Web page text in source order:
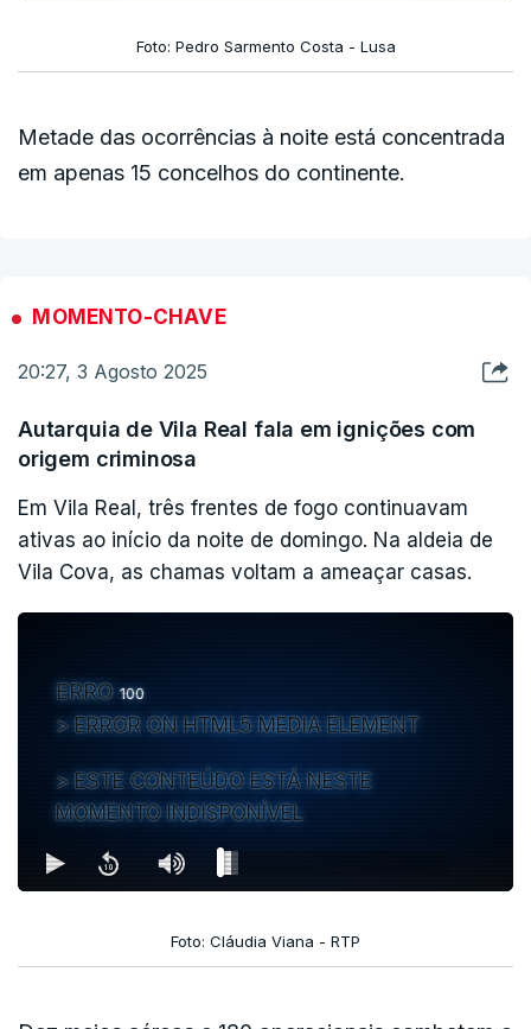
Foto: Pedro Sarmento Costa - Lusa
Metade das ocorrências à noite está concentrada
em apenas 15 concelhos do continente.
MOMENTO-CHAVE
20:27, 3 Agosto 2025
Autarquia de Vila Real fala em ignições com
origem criminosa
Em Vila Real, três frentes de fogo continuavam
ativas ao início da noite de domingo. Na aldeia de
Vila Cova, as chamas voltam a ameaçar casas.
ERRO100
ERROR ON HTML5 MEDIA ELEMENT
ESTE CONTEÚDO ESTÁ NESTE
MOMENTO INDISPONÍVEL
Foto: Cláudia Viana - RTP